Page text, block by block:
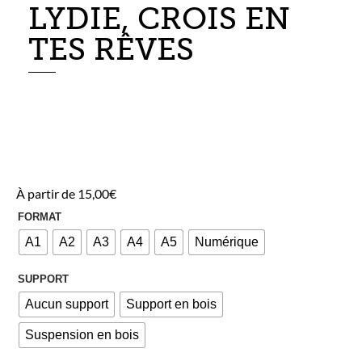
LYDIE, CROIS EN
TES RÊVES
À partir de 15,00€
FORMAT
A1 A2 A3 A4 A5 Numérique
SUPPORT
Aucun support Support en bois
Suspension en bois